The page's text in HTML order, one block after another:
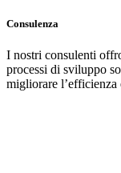
Consulenza
I nostri consulenti
processi di sviluppo
migliorare l’efficienza